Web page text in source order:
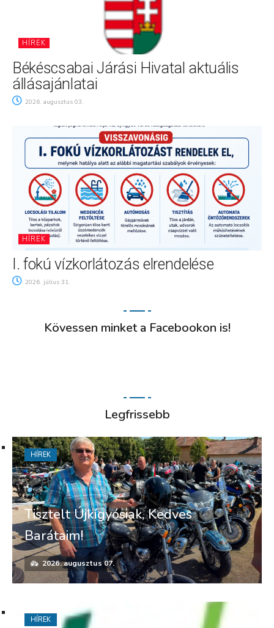
HÍREK
Békéscsabai Járási Hivatal aktuális
állásajánlatai
2026. augusztus 03.
HÍREK
I. fokú vízkorlátozás elrendelése
2026. július 31.
Kövessen minket a Facebookon is!
Legfrissebb
Tisztelt Újkígyósiak, Kedves
Barátaim!
2026. augusztus 07.
HÍREK
HÍREK